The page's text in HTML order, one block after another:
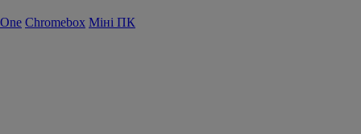
Chromebox Міні ПК